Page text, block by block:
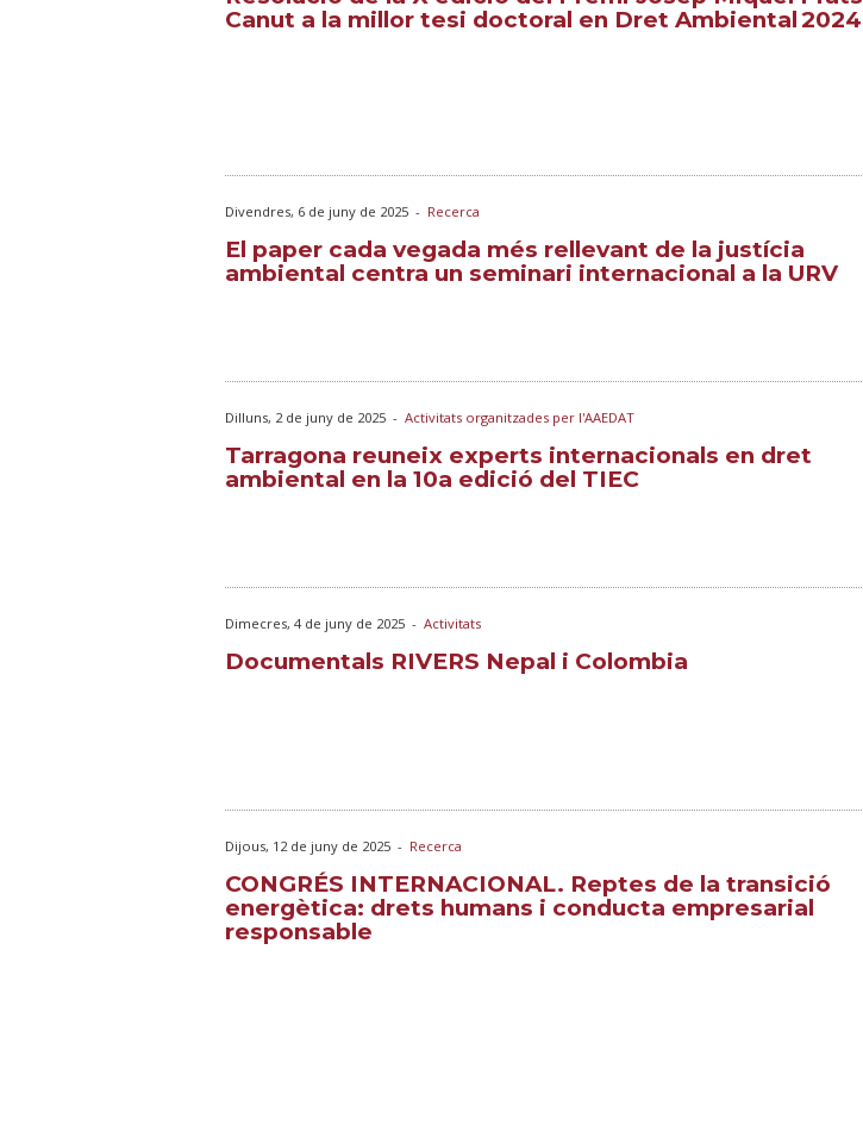
Canut a la millor tesi doctoral en Dret Ambiental 2024
Divendres, 6 de juny de 2025 - Recerca
El paper cada vegada més rellevant de la justícia
ambiental centra un seminari internacional a la URV
Dilluns, 2 de juny de 2025 - Activitats organitzades per l'AAEDAT
Tarragona reuneix experts internacionals en dret
ambiental en la 10a edició del TIEC
Dimecres, 4 de juny de 2025 - Activitats
Documentals RIVERS Nepal i Colombia
Dijous, 12 de juny de 2025 - Recerca
CONGRÉS INTERNACIONAL. Reptes de la transició
energètica: drets humans i conducta empresarial
responsable